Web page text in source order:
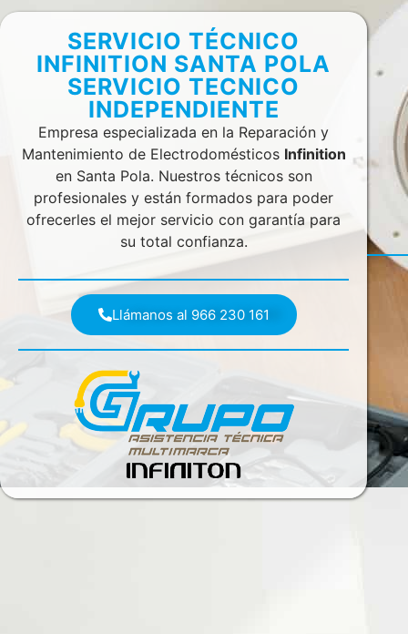
SERVICIO TÉCNICO
INFINITION SANTA POLA
SERVICIO TECNICO
INDEPENDIENTE
Empresa especializada en la Reparación y
Mantenimiento de Electrodomésticos Infinition
en Santa Pola. Nuestros técnicos son
profesionales y están formados para poder
ofrecerles el mejor servicio con garantía para
su total confianza.
Llámanos al 966 230 161